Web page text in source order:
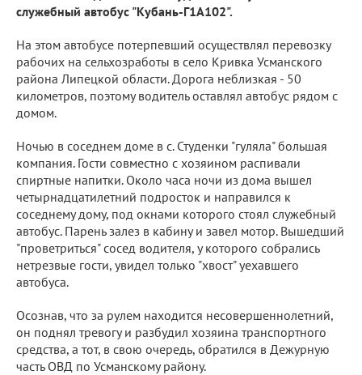
служебный автобус "Kубань-Г1А102".
На этом автобусе потерпевший осуществлял перевозку
рабочих на сельхозработы в село Kривка Усманского
района Липецкой области. Дорога неблизкая - 50
километров, поэтому водитель оставлял автобус рядом с
домом.
Ночью в соседнем доме в с. Студенки "гуляла" большая
компания. Гости совместно с хозяином распивали
спиртные напитки. Около часа ночи из дома вышел
четырнадцатилетний подросток и направился к
соседнему дому, под окнами которого стоял служебный
автобус. Парень залез в кабину и завел мотор. Вышедший
"проветриться" сосед водителя, у которого собрались
нетрезвые гости, увидел только "хвост" уехавшего
автобуса.
Осознав, что за рулем находится несовершеннолетний,
он поднял тревогу и разбудил хозяина транспортного
средства, а тот, в свою очередь, обратился в Дежурную
часть ОВД по Усманскому району.